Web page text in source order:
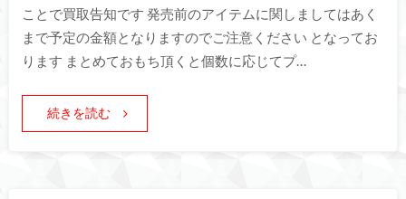
ことで買取告知です 発売前のアイテムに関しましてはあく
まで予定の金額となりますのでご注意ください となってお
ります まとめておもち頂くと個数に応じてプ…
続きを読む